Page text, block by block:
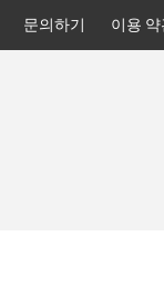
문의하기 이용